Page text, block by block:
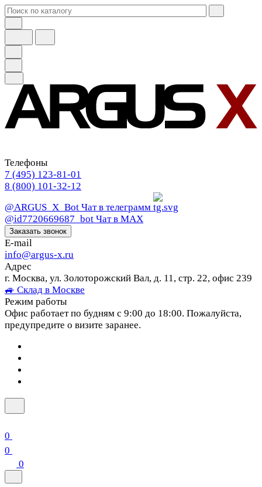
Телефоны
7 (495) 123-81-01
8 (800) 101-32-12
@ARGUS_X_Bot Чат в телеграмм
@id7720669687_bot Чат в МАХ
Заказать звонок
E-mail
info@argus-x.ru
Адрес
г. Москва, ул. Золоторожский Вал, д. 11, стр. 22, офис 239
🚙 Склад в Москве
Режим работы
Офис работает по будням с 9:00 до 18:00. Пожалуйста,
предупредите о визите заранее.
0
0
0